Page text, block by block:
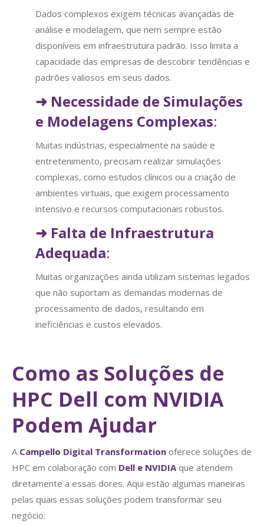
Dados complexos exigem técnicas avançadas de
análise e modelagem, que nem sempre estão
disponíveis em infraestrutura padrão. Isso limita a
capacidade das empresas de descobrir tendências e
padrões valiosos em seus dados.
➜ Necessidade de Simulações
e Modelagens Complexas:
Muitas indústrias, especialmente na saúde e
entretenimento, precisam realizar simulações
complexas, como estudos clínicos ou a criação de
ambientes virtuais, que exigem processamento
intensivo e recursos computacionais robustos.
➜ Falta de Infraestrutura
Adequada:
Muitas organizações ainda utilizam sistemas legados
que não suportam as demandas modernas de
processamento de dados, resultando em
ineficiências e custos elevados.
Como as Soluções de
HPC Dell com NVIDIA
Podem Ajudar
A Campello Digital Transformation oferece soluções de
HPC em colaboração com Dell e NVIDIAque atendem
diretamente a essas dores. Aqui estão algumas maneiras
pelas quais essas soluções podem transformar seu
negócio: